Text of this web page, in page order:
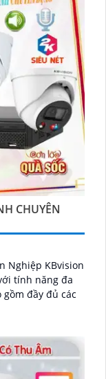
vụ tốt nhất
về giải pháp an
giúp bạn thành
tăng cơ hội
hay câu hỏi
trợ bạn tốt hơn!
CHUYÊN
Nghiệp KBvision
tính năng đa